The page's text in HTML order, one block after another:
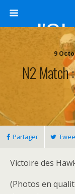
9
N2 Match
Partager
Victoire des
(Photos en